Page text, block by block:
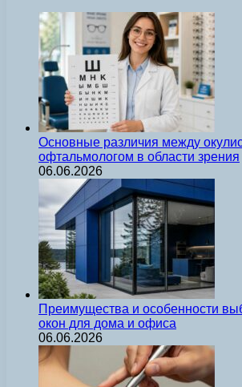
Основные различия между
офтальмологом в области зрения
06.06.2026
Преимущества и особенности
окон для дома и офиса
06.06.2026